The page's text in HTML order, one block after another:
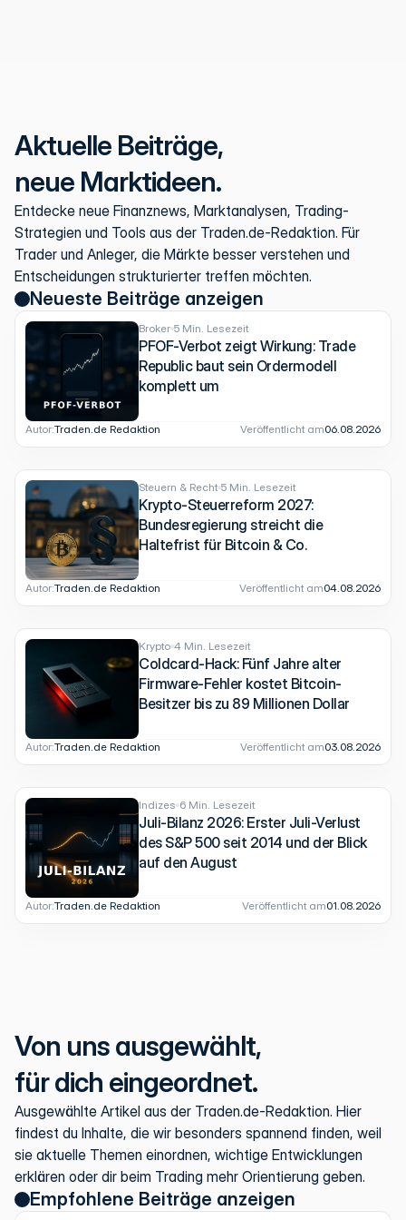
Aktuelle Beiträge,
neue Marktideen.
Entdecke neue Finanznews, Marktanalysen, Trading-
Strategien und Tools aus der Traden.de-Redaktion. Für
Trader und Anleger, die Märkte besser verstehen und
Entscheidungen strukturierter treffen möchten.
Neueste Beiträge anzeigen
Broker 5 Min. Lesezeit
PFOF-Verbot zeigt Wirkung: Trade
Republic baut sein Ordermodell
komplett um
Autor:Traden.de Redaktion Veröffentlicht am06.08.2026
Steuern & Recht 5 Min. Lesezeit
Krypto-Steuerreform 2027:
Bundesregierung streicht die
Haltefrist für Bitcoin & Co.
Autor:Traden.de Redaktion Veröffentlicht am04.08.2026
Krypto 4 Min. Lesezeit
Coldcard-Hack: Fünf Jahre alter
Firmware-Fehler kostet Bitcoin-
Besitzer bis zu 89 Millionen Dollar
Autor:Traden.de Redaktion Veröffentlicht am03.08.2026
Indizes 6 Min. Lesezeit
Juli-Bilanz 2026: Erster Juli-Verlust
des S&P 500 seit 2014 und der Blick
auf den August
Autor:Traden.de Redaktion Veröffentlicht am01.08.2026
Von uns ausgewählt,
für dich eingeordnet.
Ausgewählte Artikel aus der Traden.de-Redaktion. Hier
findest du Inhalte, die wir besonders spannend finden, weil
sie aktuelle Themen einordnen, wichtige Entwicklungen
erklären oder dir beim Trading mehr Orientierung geben.
Empfohlene Beiträge anzeigen